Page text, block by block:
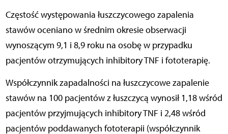
Częstość występowania łuszczycowego zapalenia
stawów oceniano w średnim okresie obserwacji
wynoszącym 9,1 i 8,9 roku na osobę w przypadku
pacjentów otrzymujących inhibitory TNF i fototerapię.
Współczynnik zapadalności na łuszczycowe zapalenie
stawów na 100 pacjentów z łuszczycą wynosił 1,18 wśród
pacjentów przyjmujących inhibitory TNF i 2,48 wśród
pacjentów poddawanych fototerapii (współczynnik